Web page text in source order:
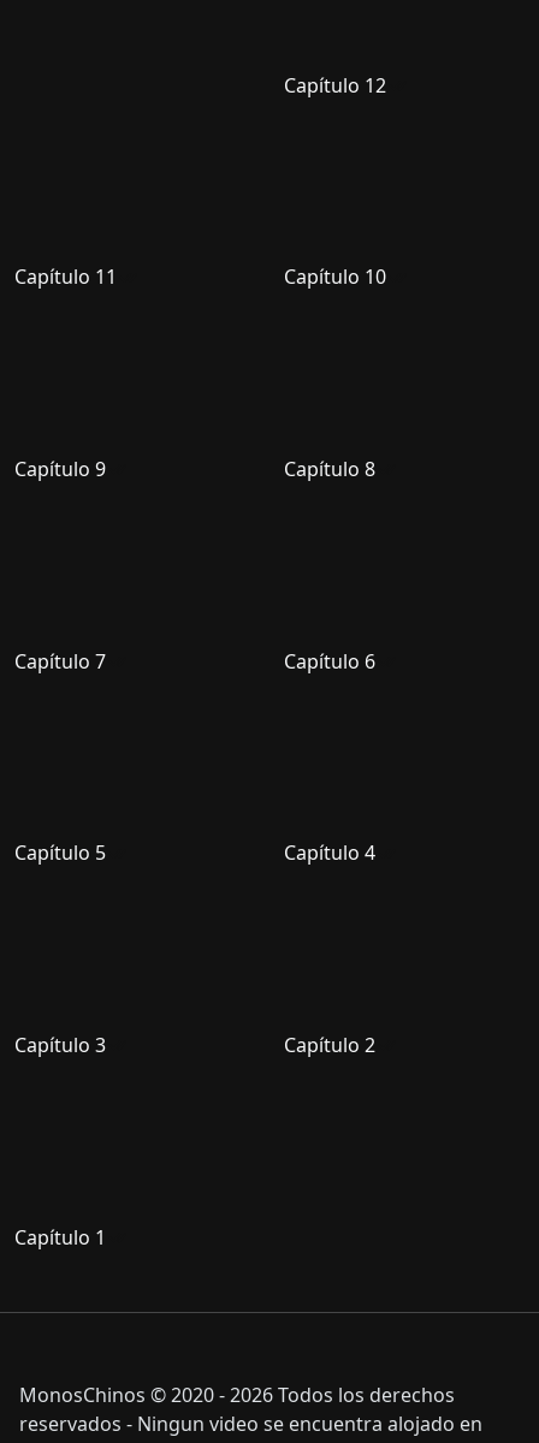
Capítulo 12
Capítulo 11 Capítulo 10
Capítulo 9 Capítulo 8
Capítulo 7 Capítulo 6
Capítulo 5 Capítulo 4
Capítulo 3 Capítulo 2
Capítulo 1
MonosChinos © 2020 - 2026 Todos los derechos
reservados - Ningun video se encuentra alojado en